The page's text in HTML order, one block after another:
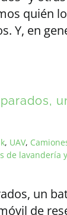
quién
Y, en
, UAV,
de lavandería
un
de